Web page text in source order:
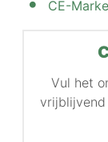
CE-
Vul het
vrijblijvend